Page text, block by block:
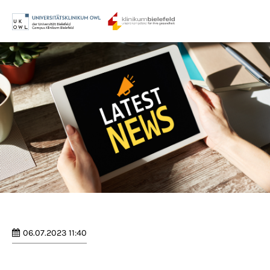
Login
Benutzername
Passwort
Anmelden
06.07.2023 11:40